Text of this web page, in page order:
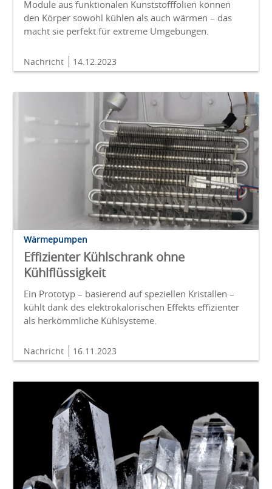
Module aus funktionalen Kunststofffolien können
den Körper sowohl kühlen als auch wärmen – das
macht sie perfekt für extreme Umgebungen.
Nachricht 14.12.2023
Wärmepumpen
Effizienter Kühlschrank ohne
Kühlflüssigkeit
Ein Prototyp – basierend auf speziellen Kristallen –
kühlt dank des elektrokalorischen Effekts effizienter
als herkömmliche Kühlsysteme.
Nachricht 16.11.2023